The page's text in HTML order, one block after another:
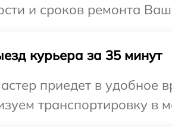
и сроков ремонта
курьера за 35 минут
приедет в удобное
транспортировку в